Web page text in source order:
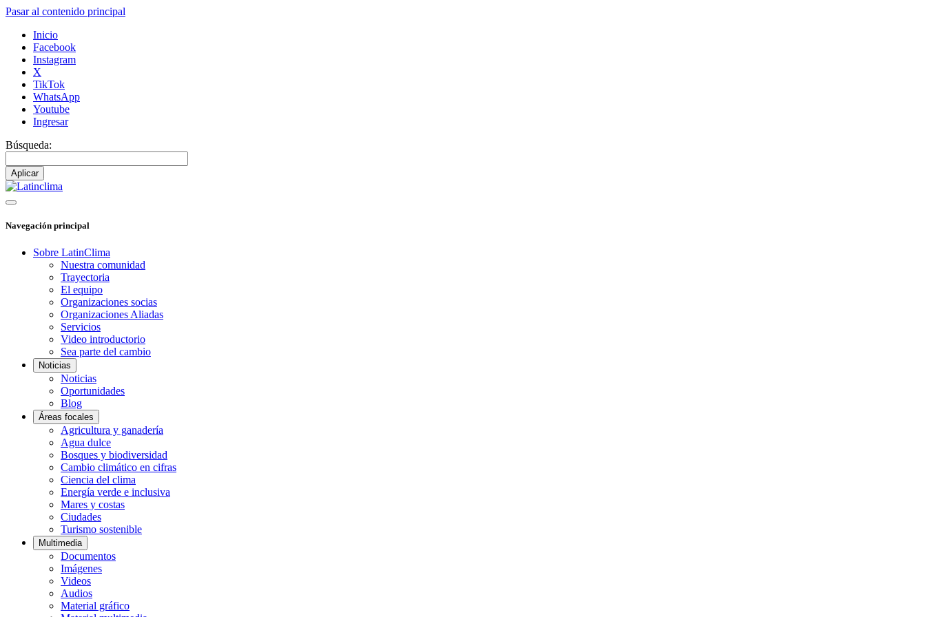
Pasar al contenido principal
Inicio
Facebook
Instagram
X
TikTok
WhatsApp
Youtube
Ingresar
Búsqueda:
Navegación principal
Sobre LatinClima
Nuestra comunidad
Trayectoria
El equipo
Organizaciones socias
Organizaciones Aliadas
Servicios
Video introductorio
Sea parte del cambio
Noticias
Noticias
Oportunidades
Blog
Áreas focales
Agricultura y ganadería
Agua dulce
Bosques y biodiversidad
Cambio climático en cifras
Ciencia del clima
Energía verde e inclusiva
Mares y costas
Ciudades
Turismo sostenible
Multimedia
Documentos
Imágenes
Videos
Audios
Material gráfico